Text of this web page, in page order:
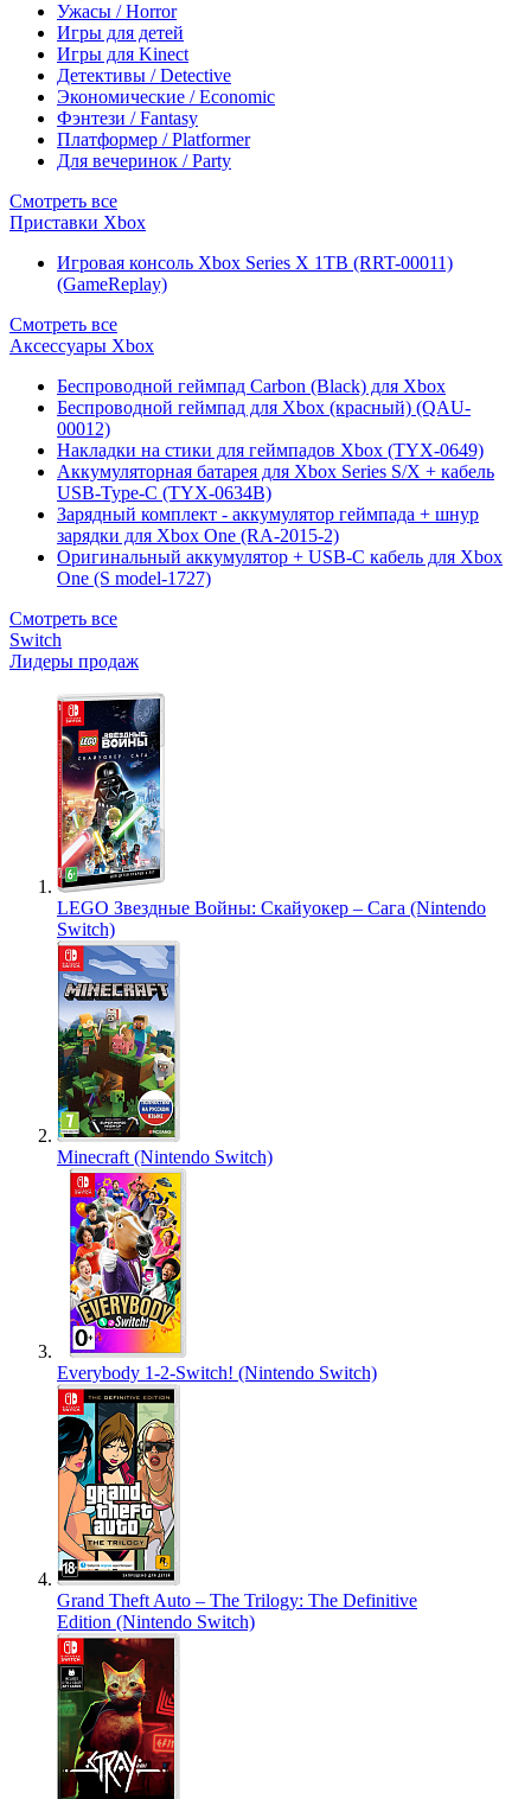
Ужасы / Horror
Игры для детей
Игры для Kinect
Детективы / Detective
Экономические / Economic
Фэнтези / Fantasy
Платформер / Platformer
Для вечеринок / Party
Смотреть все
Приставки Xbox
Игровая консоль Xbox Series X 1TB (RRT-00011)
(GameReplay)
Смотреть все
Аксессуары Xbox
Беспроводной геймпад Carbon (Black) для Xbox
Беспроводной геймпад для Xbox (красный) (QAU-
00012)
Накладки на стики для геймпадов Xbox (TYX-0649)
Аккумуляторная батарея для Xbox Series S/X + кабель
USB-Type-C (TYX-0634B)
Зарядный комплект - аккумулятор геймпада + шнур
зарядки для Xbox One (RA-2015-2)
Оригинальный аккумулятор + USB-C кабель для Xbox
One (S model-1727)
Смотреть все
Switch
Лидеры продаж
LEGO Звездные Войны: Скайуокер – Сага (Nintendo
Switch)
Minecraft (Nintendo Switch)
Everybody 1-2-Switch! (Nintendo Switch)
Grand Theft Auto – The Trilogy: The Definitive
Edition (Nintendo Switch)